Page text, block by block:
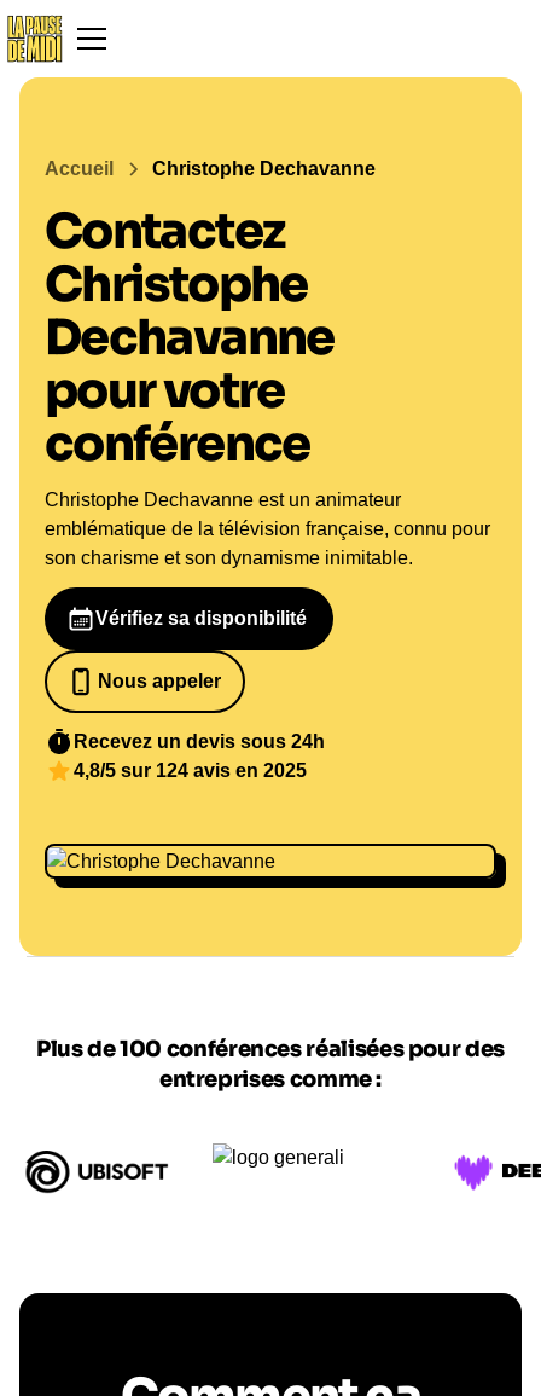
Accueil Christophe Dechavanne
Contactez
Christophe
Dechavanne
pour votre
conférence
Christophe Dechavanne est un animateur
emblématique de la télévision française, connu pour
son charisme et son dynamisme inimitable.
Vérifiez sa disponibilité
Nous appeler
07 82 68 65 18
Recevez un devis sous 24h
4,8/5 sur 124 avis en 2025
Plus de 100 conférences réalisées pour des
entreprises comme :